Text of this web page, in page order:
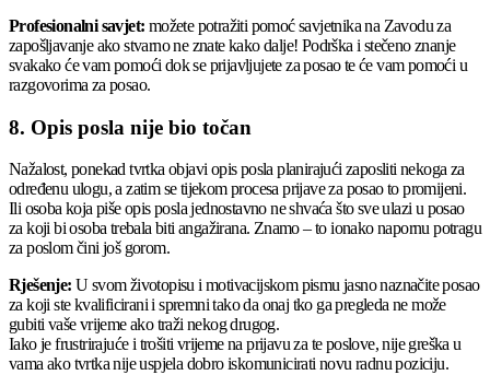
Profesionalni savjet: možete potražiti pomoć savjetnika na Zavodu za
zapošljavanje ako stvarno ne znate kako dalje! Podrška i stečeno znanje
svakako će vam pomoći dok se prijavljujete za posao te će vam pomoći u
razgovorima za posao.
8. Opis posla nije bio točan
Nažalost, ponekad tvrtka objavi opis posla planirajući zaposliti nekoga za
određenu ulogu, a zatim se tijekom procesa prijave za posao to promijeni.
Ili osoba koja piše opis posla jednostavno ne shvaća što sve ulazi u posao
za koji bi osoba trebala biti angažirana. Znamo – to ionako napornu potragu
za poslom čini još gorom.
Rješenje: U svom životopisu i motivacijskom pismu jasno naznačite posao
za koji ste kvalificirani i spremni tako da onaj tko ga pregleda ne može
gubiti vaše vrijeme ako traži nekog drugog.
Iako je frustrirajuće i trošiti vrijeme na prijavu za te poslove, nije greška u
vama ako tvrtka nije uspjela dobro iskomunicirati novu radnu poziciju.